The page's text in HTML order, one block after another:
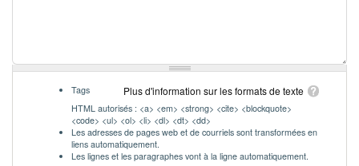
Plus d'information sur les formats de texte
Tags
HTML autorisés : <a> <em> <strong> <cite> <blockquote>
<code> <ul> <ol> <li> <dl> <dt> <dd>
Les adresses de pages web et de courriels sont transformées en
liens automatiquement.
Les lignes et les paragraphes vont à la ligne automatiquement.